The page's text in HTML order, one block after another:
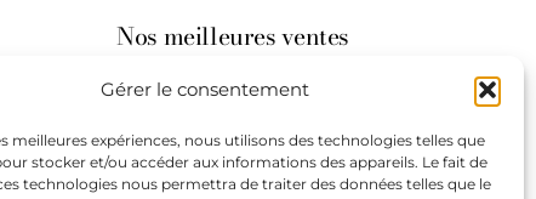
Gérer le consentement
meilleures expériences, nous utilisons des technologies telles que
stocker et/ou accéder aux informations des appareils. Le fait de
technologies nous permettra de traiter des données telles que le
à
Nos meilleures ventes